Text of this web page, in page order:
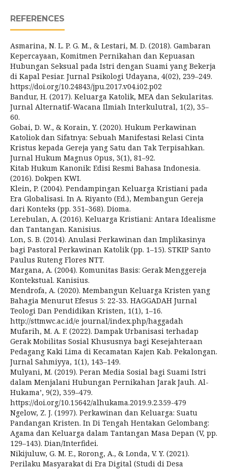
REFERENCES
Asmarina, N. L. P. G. M., & Lestari, M. D. (2018). Gambaran
Kepercayaan, Komitmen Pernikahan dan Kepuasan
Hubungan Seksual pada Istri dengan Suami yang Bekerja
di Kapal Pesiar. Jurnal Psikologi Udayana, 4(02), 239–249.
https://doi.org/10.24843/jpu.2017.v04.i02.p02
Bandur, H. (2017). Keluarga Katolik, MEA dan Sekularitas.
Jurnal Alternatif-Wacana Ilmiah Interkulutral, 1(2), 35–
60.
Gobai, D. W., & Korain, Y. (2020). Hukum Perkawinan
Katoliok dan Sifatnya: Sebuah Manifestasi Relasi Cinta
Kristus kepada Gereja yang Satu dan Tak Terpisahkan.
Jurnal Hukum Magnus Opus, 3(1), 81–92.
Kitab Hukum Kanonik: Edisi Resmi Bahasa Indonesia.
(2016). Dokpen KWI.
Klein, P. (2004). Pendampingan Keluarga Kristiani pada
Era Globalisasi. In A. Riyanto (Ed.), Membangun Gereja
dari Konteks (pp. 351–368). Dioma.
Lerebulan, A. (2016). Keluarga Kristiani: Antara Idealisme
dan Tantangan. Kanisius.
Lon, S. B. (2014). Anulasi Perkawinan dan Implikasinya
bagi Pastoral Perkawinan Katolik (pp. 1–15). STKIP Santo
Paulus Ruteng Flores NTT.
Margana, A. (2004). Komunitas Basis: Gerak Menggereja
Kontekstual. Kanisius.
Mendrofa, A. (2020). Membangun Keluarga Kristen yang
Bahagia Menurut Efesus 5: 22-33. HAGGADAH Jurnal
Teologi Dan Pendidikan Kristen, 1(1), 1–16.
http://sttmwc.ac.id/e journal/index.php/haggadah
Mufarih, M. A. F. (2022). Dampak Urbanisasi terhadap
Gerak Mobilitas Sosial Khususnya bagi Kesejahteraan
Pedagang Kaki Lima di Kecamatan Kajen Kab. Pekalongan.
Jurnal Sahmiyya, 1(1), 143–149.
Mulyani, M. (2019). Peran Media Sosial bagi Suami Istri
dalam Menjalani Hubungan Pernikahan Jarak Jauh. Al-
Hukama’, 9(2), 359–479.
https://doi.org/10.15642/alhukama.2019.9.2.359-479
Ngelow, Z. J. (1997). Perkawinan dan Keluarga: Suatu
Pandangan Kristen. In Di Tengah Hentakan Gelombang:
Agama dan Keluarga dalam Tantangan Masa Depan (V, pp.
129–143). Dian/Interfidei.
Nikijuluw, G. M. E., Rorong, A., & Londa, V. Y. (2021).
Perilaku Masyarakat di Era Digital (Studi di Desa